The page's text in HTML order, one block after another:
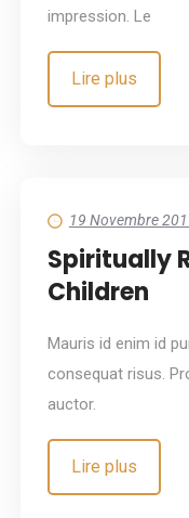
impression. Le
Lire plus
19 Novembre
Spiritually
Children
Mauris id enim id
consequat risus.
auctor.
Lire plus